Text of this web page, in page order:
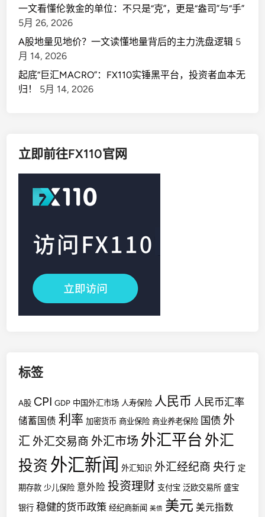
一文看懂伦敦金的单位：不只是“克”，更是“盎司”与“手”
5月 26, 2026
A股地量见地价？一文读懂地量背后的主力洗盘逻辑 5
月 14, 2026
起底“巨汇MACRO”：FX110实锤黑平台，投资者血本无
归！
5月 14, 2026
立即前往FX110官网
标签
A股 CPI GDP 中国外汇市场 人寿保险 人民币 人民币汇率
储蓄国债 利率 加密货币 商业保险 商业养老保险 国债 外
汇 外汇交易商 外汇市场 外汇平台 外汇
投资 外汇新闻 外汇知识 外汇经纪商 央行 定
期存款 少儿保险 意外险 投资理财 支付宝 泛欧交易所 盛宝
银行 稳健的货币政策 经纪商新闻 美债 美元 美元指数